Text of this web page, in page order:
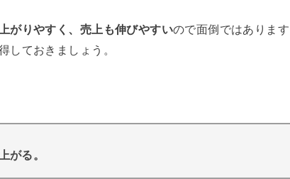
がりやすく、売上も伸びやすいので面倒ではあります
しておきましょう。
がる。